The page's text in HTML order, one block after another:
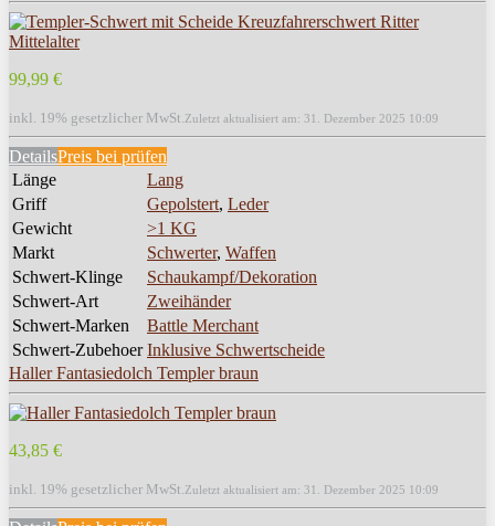
99,99 €
inkl. 19% gesetzlicher MwSt. Zuletzt aktualisiert am: 31. Dezember 2025 10:09
DetailsPreis bei prüfen
Länge
Lang
Griff
Gepolstert, Leder
Gewicht
>1 KG
Markt
Schwerter, Waffen
Schwert-Klinge
Schaukampf/Dekoration
Schwert-Art
Zweihänder
Schwert-Marken
Battle Merchant
Schwert-Zubehoer Inklusive Schwertscheide
Haller Fantasiedolch Templer braun
43,85 €
inkl. 19% gesetzlicher MwSt. Zuletzt aktualisiert am: 31. Dezember 2025 10:09